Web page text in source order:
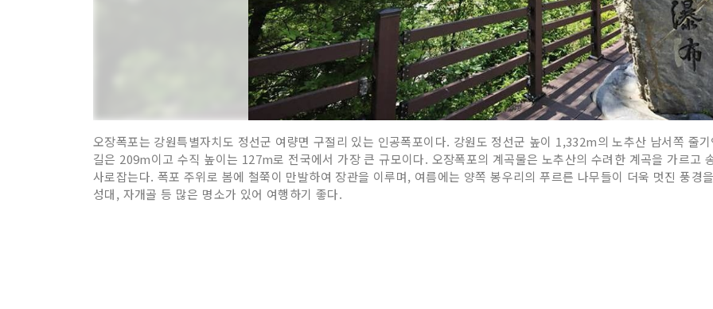
오장폭포는 강원특별자치도 정선군 여량면 구절리 있는 인공폭포이다. 강원도 정선군 높이 1,332m의 노추산 남서쪽 줄
길은 209m이고 수직 높이는 127m로 전국에서 가장 큰 규모이다. 오장폭포의 계곡물은 노추산의 수려한 계곡을 가르고
사로잡는다. 폭포 주위로 봄에 철쭉이 만발하여 장관을 이루며, 여름에는 양쪽 봉우리의 푸르른 나무들이 더욱 멋진 풍경
성대, 자개골 등 많은 명소가 있어 여행하기 좋다.